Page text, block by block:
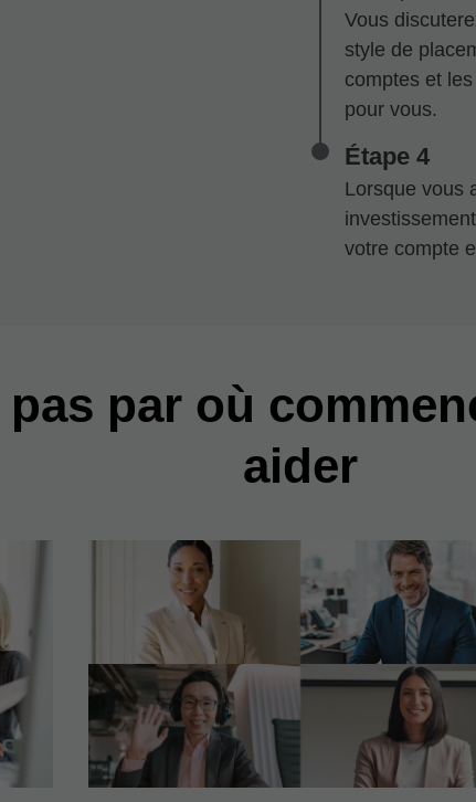
Vous
style de
comptes et
pour vous.
Étape 4
Lorsque vous
votre compte
pas par où
aider